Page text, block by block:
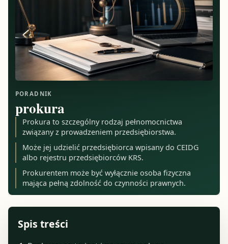
PORADNIK
prokura
Prokura to szczególny rodzaj pełnomocnictwa
związany z prowadzeniem przedsiębiorstwa.
Może jej udzielić przedsiębiorca wpisany do CEIDG
albo rejestru przedsiębiorców KRS.
Prokurentem może być wyłącznie osoba fizyczna
mająca pełną zdolność do czynności prawnych.
Spis treści